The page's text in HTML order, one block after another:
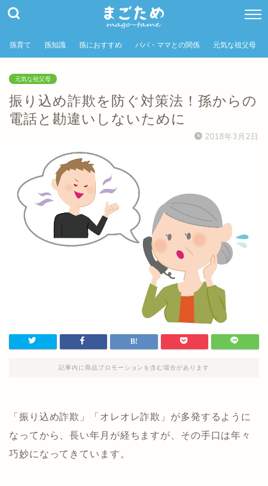
孫育て 孫知識 孫におすすめ パパ・ママとの関係 元気な祖父母
元気な祖父母
振り込め詐欺を防ぐ対策法！孫からの
電話と勘違いしないために
2018年3月2日
記事内に商品プロモーションを含む場合があります
「振り込め詐欺」「オレオレ詐欺」が多発するように
なってから、長い年月が経ちますが、その手口は年々
巧妙になってきています。